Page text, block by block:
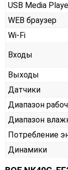
USB Media
WEB браузер
Wi-Fi
Входы
Выходы
Датчики
Диапазон
Диапазон
Потребление
Динамики